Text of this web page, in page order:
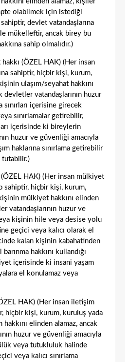
olabilmek için istediği
devlet vatandaşlarına
mükelleftir, ancak birey bu
sahip olmalıdır.)
(ÖZEL HAK) (Her insan
sahiptir, hiçbir kişi, kurum,
ulaşım/seyahat hakkını
devletler vatandaşlarının huzur
sınırları içerisine girecek
sınırlamalar getirebilir,
içerisinde ki bireylerin
huzur ve güvenliği amacıyla
haklarına sınırlama getirebilir
tutabilir.)
HAK) (Her insan mülkiyet
sahiptir, hiçbir kişi, kurum,
mülkiyet hakkını elinden
vatandaşlarının huzur ve
kişinin hile veya desise yolu
geçici veya kalıcı olarak el
kalan kişinin kabahatinden
hakkını kullandığı
içerisinde ki insani yaşam
el konulamaz veya
HAK) (Her insan iletişim
hiçbir kişi, kurum, kuruluş yada
elinden alamaz, ancak
huzur ve güvenliği amacıyla
veya tutukluluk halinde
veya kalıcı sınırlama